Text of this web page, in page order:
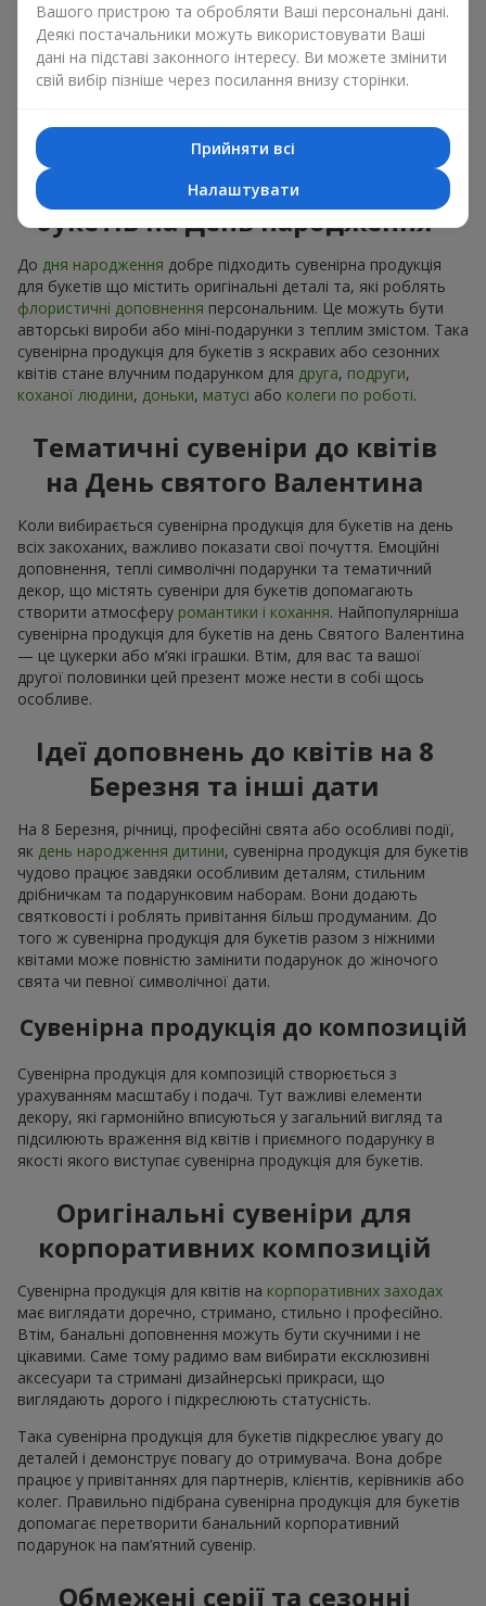
Свято задає настрій, а сувенірна продукція для букетів його
підкреслює. Саме тому сувеніри для квітів часто обирають з
урахуванням дати та події. В нашому асортименті
знайдеться сувенірна продукція для букетів, що підійде до
бюджет.
Сувенірна продукція до
букетів на День народження
До дня народження добре підходить сувенірна продукція
для букетів що містить оригінальні деталі та, які роблять
флористичні доповнення персональним. Це можуть бути
авторські вироби або міні-подарунки з теплим змістом. Така
сувенірна продукція для букетів з яскравих або сезонних
квітів стане влучним подарунком для друга, подруги,
коханої людини, доньки, матусі або колеги по роботі.
Тематичні сувеніри до квітів
на День святого Валентина
Коли вибирається сувенірна продукція для букетів на день
всіх закоханих, важливо показати свої почуття. Емоційні
доповнення, теплі символічні подарунки та тематичний
декор, що містять сувеніри для букетів допомагають
створити атмосферу романтики і кохання. Найпопулярніша
сувенірна продукція для букетів на день Святого Валентина
— це цукерки або м’які іграшки. Втім, для вас та вашої
другої половинки цей презент може нести в собі щось
особливе.
Ідеї доповнень до квітів на 8
Березня та інші дати
На 8 Березня, річниці, професійні свята або особливі події,
як день народження дитини, сувенірна продукція для букетів
чудово працює завдяки особливим деталям, стильним
дрібничкам та подарунковим наборам. Вони додають
святковості і роблять привітання більш продуманим. До
того ж сувенірна продукція для букетів разом з ніжними
квітами може повністю замінити подарунок до жіночого
свята чи певної символічної дати.
Сувенірна продукція до композицій
Сувенірна продукція для композицій створюється з
урахуванням масштабу і подачі. Тут важливі елементи
декору, які гармонійно вписуються у загальний вигляд та
підсилюють враження від квітів і приємного подарунку в
якості якого виступає сувенірна продукція для букетів.
Оригінальні сувеніри для
корпоративних композицій
Сувенірна продукція для квітів на корпоративних заходах
має виглядати доречно, стримано, стильно і професійно.
Втім, банальні доповнення можуть бути скучними і не
цікавими. Саме тому радимо вам вибирати ексклюзивні
аксесуари та стримані дизайнерські прикраси, що
виглядають дорого і підкреслюють статусність.
Така сувенірна продукція для букетів підкреслює увагу до
деталей і демонструє повагу до отримувача. Вона добре
працює у привітаннях для партнерів, клієнтів, керівників або
колег. Правильно підібрана сувенірна продукція для букетів
допомагає перетворити банальний корпоративний
подарунок на пам’ятний сувенір.
Обмежені серії та сезонні
Вашого пристрою та обробляти Ваші персональні дані.
Деякі постачальники можуть використовувати Ваші
дані на підставі законного інтересу. Ви можете змінити
свій вибір пізніше через посилання внизу сторінки.
Прийняти всі
Налаштувати